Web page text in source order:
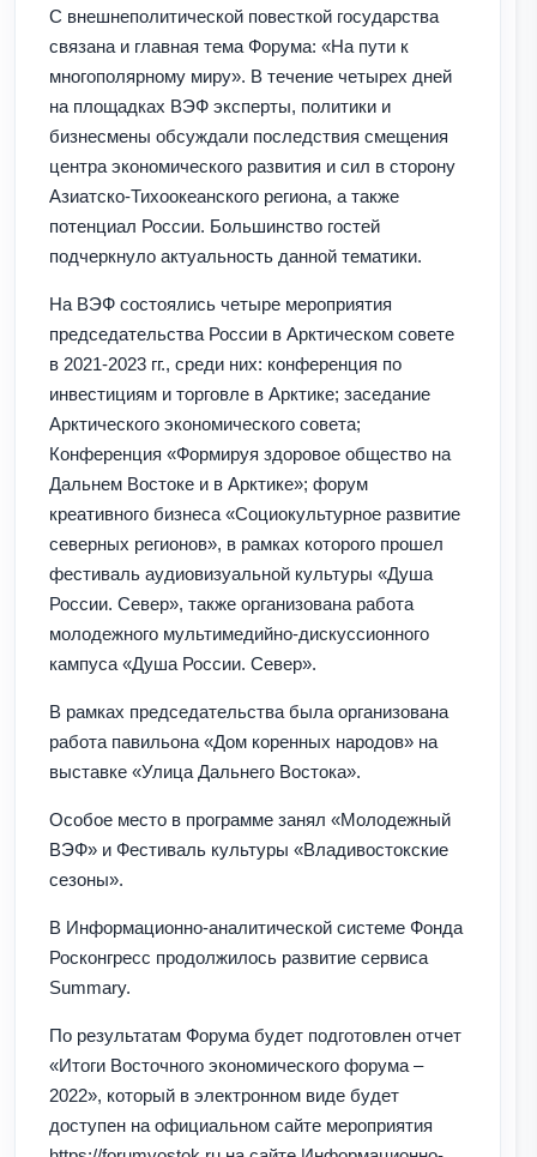
С внешнеполитической повесткой государства
связана и главная тема Форума: «На пути к
многополярному миру». В течение четырех дней
на площадках ВЭФ эксперты, политики и
бизнесмены обсуждали последствия смещения
центра экономического развития и сил в сторону
Азиатско-Тихоокеанского региона, а также
потенциал России. Большинство гостей
подчеркнуло актуальность данной тематики.
На ВЭФ состоялись четыре мероприятия
председательства России в Арктическом совете
в 2021-2023 гг., среди них: конференция по
инвестициям и торговле в Арктике; заседание
Арктического экономического совета;
Конференция «Формируя здоровое общество на
Дальнем Востоке и в Арктике»; форум
креативного бизнеса «Социокультурное развитие
северных регионов», в рамках которого прошел
фестиваль аудиовизуальной культуры «Душа
России. Север», также организована работа
молодежного мультимедийно-дискуссионного
кампуса «Душа России. Север».
В рамках председательства была организована
работа павильона «Дом коренных народов» на
выставке «Улица Дальнего Востока».
Особое место в программе занял «Молодежный
ВЭФ» и Фестиваль культуры «Владивостокские
сезоны».
В Информационно-аналитической системе Фонда
Росконгресс продолжилось развитие сервиса
Summary.
По результатам Форума будет подготовлен отчет
«Итоги Восточного экономического форума –
2022», который в электронном виде будет
доступен на официальном сайте мероприятия